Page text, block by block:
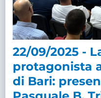
22/09/2025 -
protagonista
di Bari: